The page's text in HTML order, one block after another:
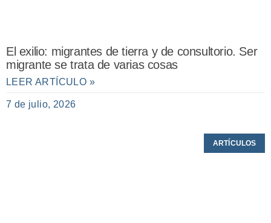
El exilio: migrantes de tierra y de consultorio. Ser
migrante se trata de varias cosas
LEER ARTÍCULO »
7 de julio, 2026
ARTÍCULOS